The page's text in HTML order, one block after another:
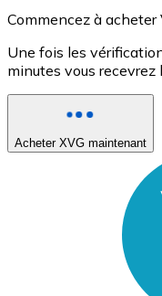
Commencez à acheter
Une fois les
minutes vous
Acheter XVG maintenant